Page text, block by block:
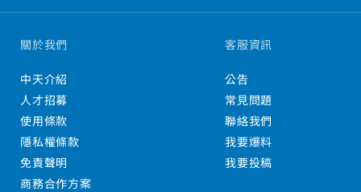
關於我們
中天介紹
人才招募
使用條款
隱私權條款
免責聲明
商務合作方案
客服資訊
公告
常見問題
聯絡我們
我要爆料
我要投稿